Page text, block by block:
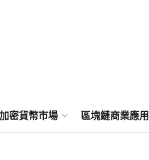
加密貨幣市場 區塊鏈商業應用